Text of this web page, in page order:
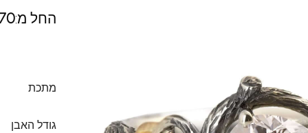
החל מ:
מתכת
גודל האבן